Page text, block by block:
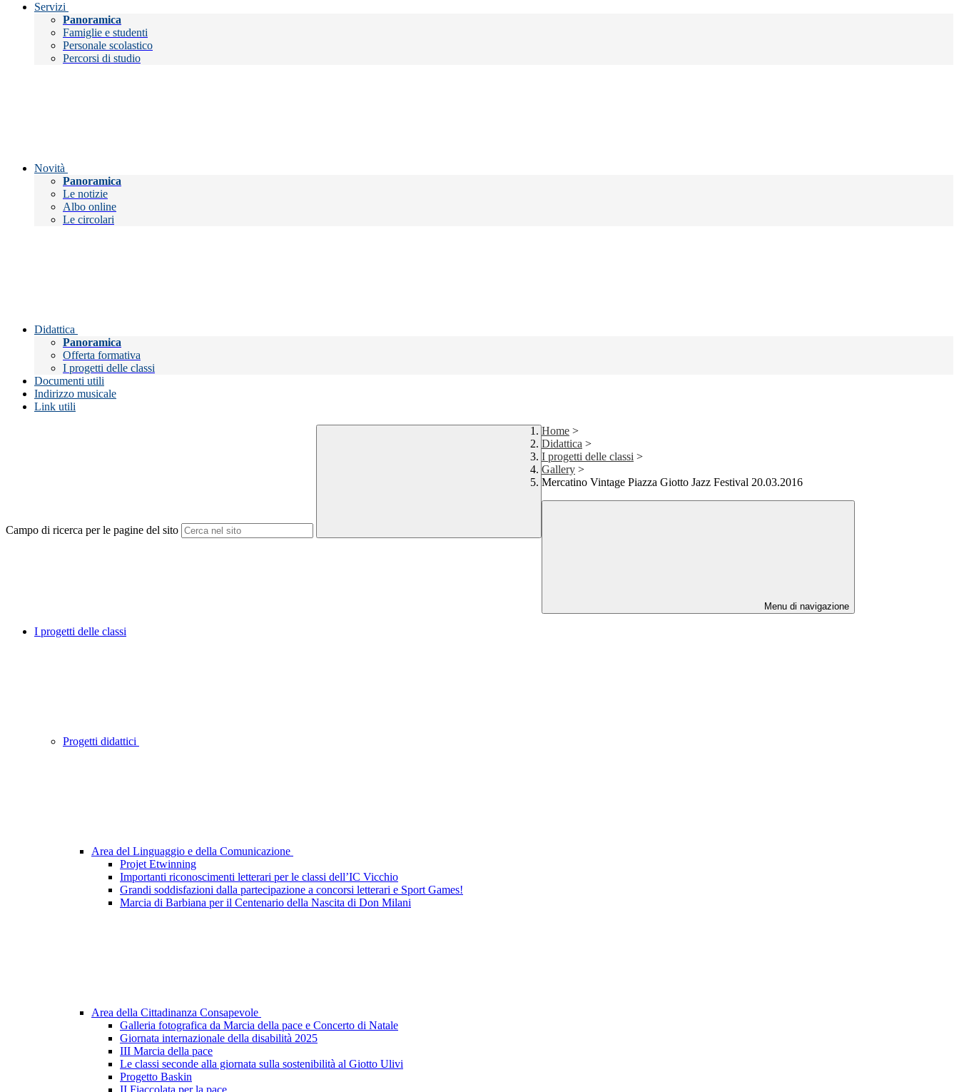
Servizi
Panoramica
Famiglie e studenti
Personale scolastico
Percorsi di studio
Novità
Panoramica
Le notizie
Albo online
Le circolari
Didattica
Panoramica
Offerta formativa
I progetti delle classi
Documenti utili
Indirizzo musicale
Link utili
Campo di ricerca per le pagine del sito
Home >
Didattica >
I progetti delle classi >
Gallery >
Mercatino Vintage Piazza Giotto Jazz Festival 20.03.2016
Menu di navigazione
I progetti delle classi
Progetti didattici
Area del Linguaggio e della Comunicazione
Projet Etwinning
Importanti riconoscimenti letterari per le classi dell’IC Vicchio
Grandi soddisfazioni dalla partecipazione a concorsi letterari e Sport Games!
Marcia di Barbiana per il Centenario della Nascita di Don Milani
Area della Cittadinanza Consapevole
Galleria fotografica da Marcia della pace e Concerto di Natale
Giornata internazionale della disabilità 2025
III Marcia della pace
Le classi seconde alla giornata sulla sostenibilità al Giotto Ulivi
Progetto Baskin